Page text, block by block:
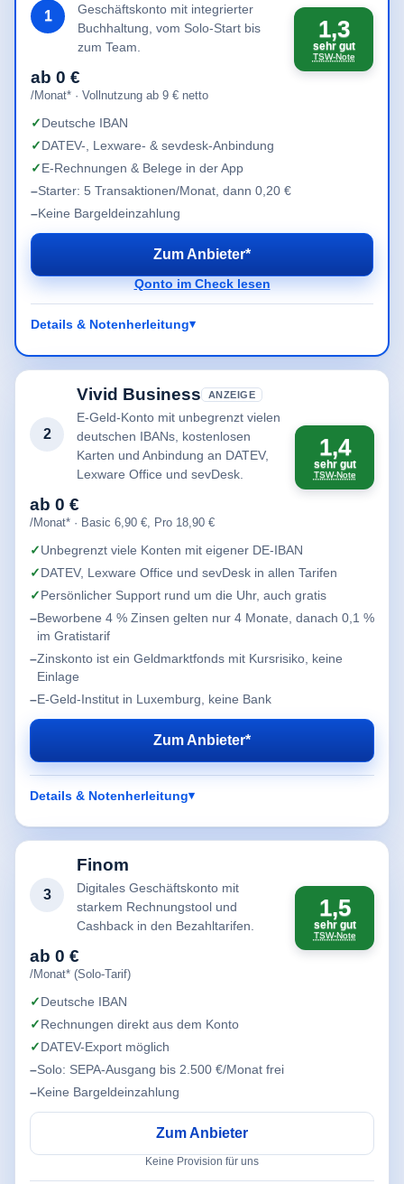
1
Geschäftskonto mit integrierter
Buchhaltung, vom Solo-Start bis
zum Team.
1,3
sehr gut
TSW-Note
ab 0 €
/Monat* · Vollnutzung ab 9 € netto
Deutsche IBAN
DATEV-, Lexware- & sevdesk-Anbindung
E-Rechnungen & Belege in der App
Starter: 5 Transaktionen/Monat, dann 0,20 €
Keine Bargeldeinzahlung
Zum Anbieter*
Qonto im Check lesen
Details & Notenherleitung
2
Vivid Business ANZEIGE
E-Geld-Konto mit unbegrenzt vielen
deutschen IBANs, kostenlosen
Karten und Anbindung an DATEV,
Lexware Office und sevDesk.
1,4
sehr gut
TSW-Note
ab 0 €
/Monat* · Basic 6,90 €, Pro 18,90 €
Unbegrenzt viele Konten mit eigener DE-IBAN
DATEV, Lexware Office und sevDesk in allen Tarifen
Persönlicher Support rund um die Uhr, auch gratis
Beworbene 4 % Zinsen gelten nur 4 Monate, danach 0,1 %
im Gratistarif
Zinskonto ist ein Geldmarktfonds mit Kursrisiko, keine
Einlage
E-Geld-Institut in Luxemburg, keine Bank
Zum Anbieter*
Details & Notenherleitung
3
Finom
Digitales Geschäftskonto mit
starkem Rechnungstool und
Cashback in den Bezahltarifen.
1,5
sehr gut
TSW-Note
ab 0 €
/Monat* (Solo-Tarif)
Deutsche IBAN
Rechnungen direkt aus dem Konto
DATEV-Export möglich
Solo: SEPA-Ausgang bis 2.500 €/Monat frei
Keine Bargeldeinzahlung
Zum Anbieter
Keine Provision für uns